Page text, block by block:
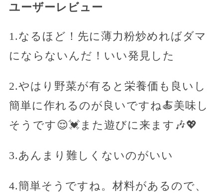
ユーザーレビュー
1.なるほど！先に薄力粉炒めればダマ
にならないんだ！いい発見した
2.やはり野菜が有ると栄養価も良いし
簡単に作れるのが良いですね🍝美味し
そうです😌💓また遊びに来ます🎶💖
3.あんまり難しくないのがいい
4.簡単そうですね。材料があるので、